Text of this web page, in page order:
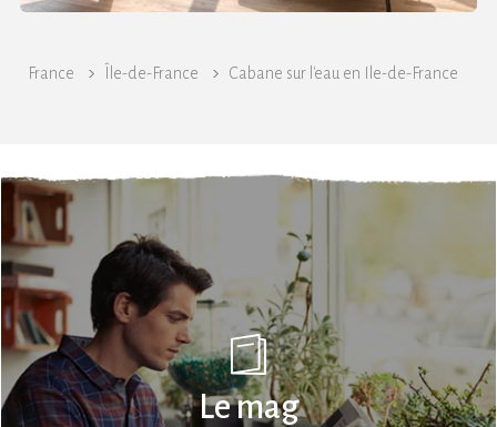
France Île-de-France Cabane sur l'eau en Ile-de-France
Le mag